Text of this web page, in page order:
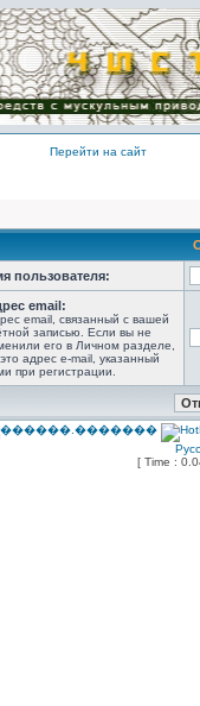
Перейти на сайт
пользователя:
email:
email, связанный с вашей
записью. Если вы не
его в Личном разделе,
адрес e-mail, указанный
при регистрации.
[ Time :